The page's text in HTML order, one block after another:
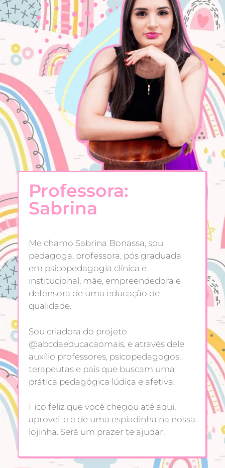
Professora:
Sabrina
Me chamo Sabrina Bonassa, sou
pedagoga, professora, pós graduada
em psicopedagogia clínica e
institucional, mãe, empreendedora e
defensora de uma educação de
qualidade.
Sou criadora do projeto
@abcdaeducacaomais, e através dele
auxílio professores, psicopedagogos,
terapeutas e pais que buscam uma
prática pedagógica lúdica e afetiva.
Fico feliz que você chegou até aqui,
aproveite e de uma espiadinha na nossa
lojinha. Será um prazer te ajudar.